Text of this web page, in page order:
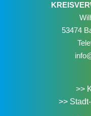
53474
>>
>>